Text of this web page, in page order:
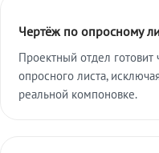
Чертёж по опросному
Проектный отдел
опросного листа,
реальной компоновке.